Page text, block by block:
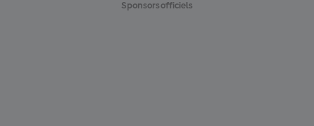
Sponsors officiels